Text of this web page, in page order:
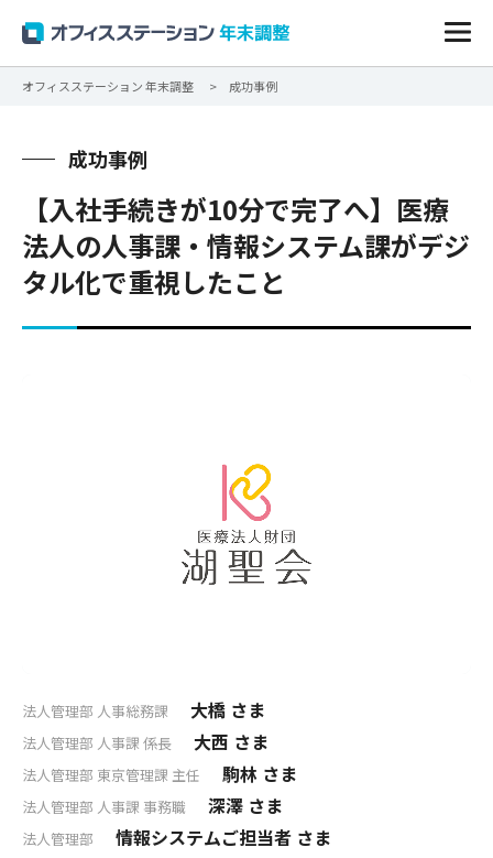
オフィスステーション 年末調整 成功事例
成功事例
【入社手続きが10分で完了へ】医療
法人の人事課・情報システム課がデジ
タル化で重視したこと
法人管理部 人事総務課 大橋 さま
法人管理部 人事課 係長 大西 さま
法人管理部 東京管理課 主任 駒林 さま
法人管理部 人事課 事務職 深澤 さま
法人管理部 情報システムご担当者 さま